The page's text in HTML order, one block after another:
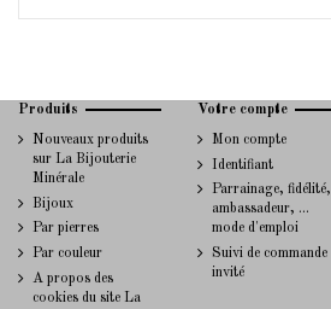
Produits
Nouveaux produits
sur La Bijouterie
Minérale
Bijoux
Par pierres
Par couleur
A propos des
cookies du site La
Votre compte
Mon compte
Identifiant
Parrainage, fidélité,
ambassadeur, ...
mode d'emploi
Suivi de commande
invité